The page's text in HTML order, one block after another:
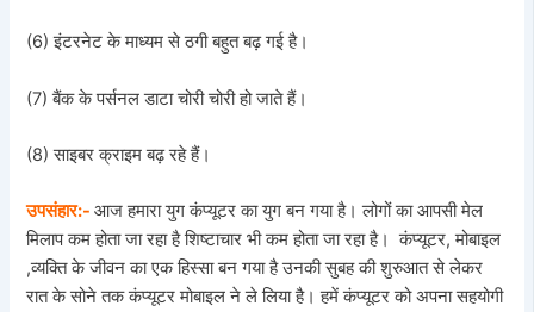
(6) इंटरनेट के माध्यम से ठगी बहुत बढ़ गई है।
(7) बैंक के पर्सनल डाटा चोरी चोरी हो जाते हैं।
(8) साइबर क्राइम बढ़ रहे हैं।
उपसंहार:-आज हमारा युग कंप्यूटर का युग बन गया है। लोगों का आपसी मेल
मिलाप कम होता जा रहा है शिष्टाचार भी कम होता जा रहा है। कंप्यूटर, मोबाइल
,व्यक्ति के जीवन का एक हिस्सा बन गया है उनकी सुबह की शुरुआत से लेकर
रात के सोने तक कंप्यूटर मोबाइल ने ले लिया है। हमें कंप्यूटर को अपना सहयोगी